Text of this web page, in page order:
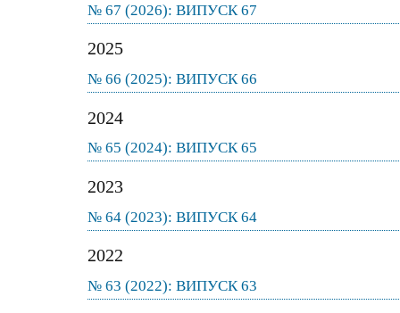
№ 67 (2026): ВИПУСК 67
2025
№ 66 (2025): ВИПУСК 66
2024
№ 65 (2024): ВИПУСК 65
2023
№ 64 (2023): ВИПУСК 64
2022
№ 63 (2022): ВИПУСК 63